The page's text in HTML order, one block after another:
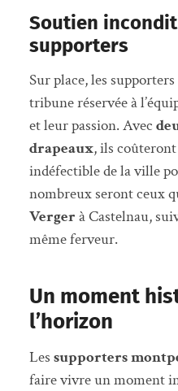
Soutien
supporters
Sur place, les
tribune réservée à
et leur passion. Avec
drapeaux, ils
indéfectible de la ville
nombreux seront ceux
Verger à Castelnau,
même ferveur.
Un moment
l’horizon
Les supporters
faire vivre un moment